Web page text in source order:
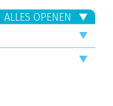
ALLES OPENEN